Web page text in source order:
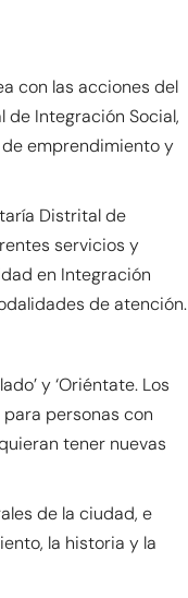
con las acciones del
Integración Social,
emprendimiento y
Distrital de
servicios y
en Integración
de atención.
y ‘Oriéntate. Los
personas con
tener nuevas
de la ciudad, e
la historia y la